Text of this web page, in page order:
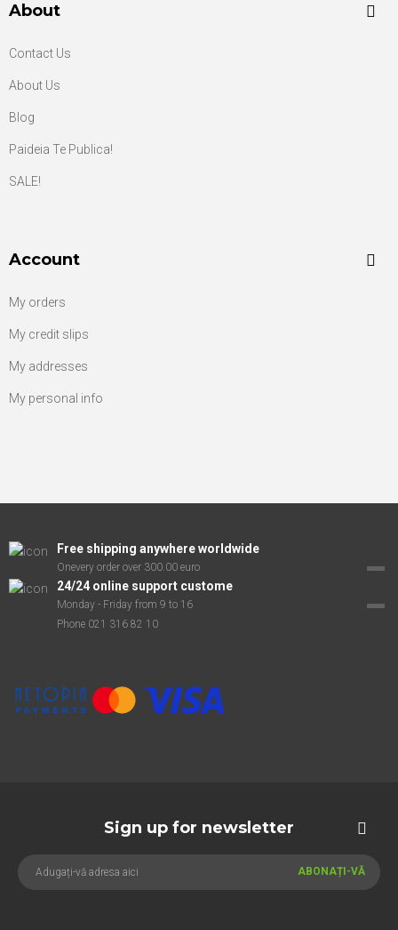
About
Contact Us
About Us
Blog
Paideia Te Publica!
SALE!
Account
My orders
My credit slips
My addresses
My personal info
Free shipping anywhere worldwide
Onevery order over 300.00 euro
24/24 online support custome
Monday - Friday from 9 to 16
Phone 021 316 82 10
Sign up for newsletter
ABONAȚI-VĂ